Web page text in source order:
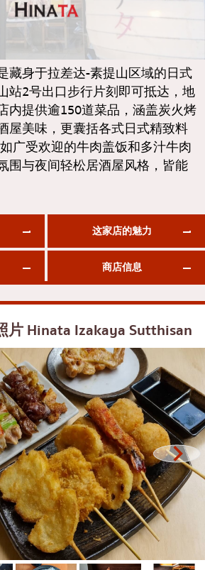
藏身于拉差达-素提山区域的日式
站2号出口步行片刻即可抵达，地
内提供逾150道菜品，涵盖炭火烤
屋美味，更囊括各式日式精致料
广受欢迎的牛肉盖饭和多汁牛肉
围与夜间轻松居酒屋风格，皆能
这家店的魅力
商店信息
片Hinata Izakaya Sutthisan